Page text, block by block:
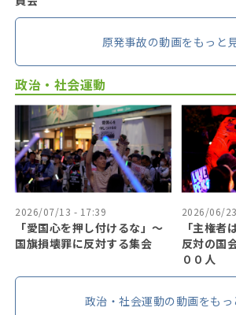
原発事故の動画をもっと
政治・社会運動
2026/07/13 - 17:39
「愛国心を押し付けるな」〜
国旗損壊罪に反対する集会
2026/06/
「主権者
反対の国
００人
政治・社会運動の動画をもっ